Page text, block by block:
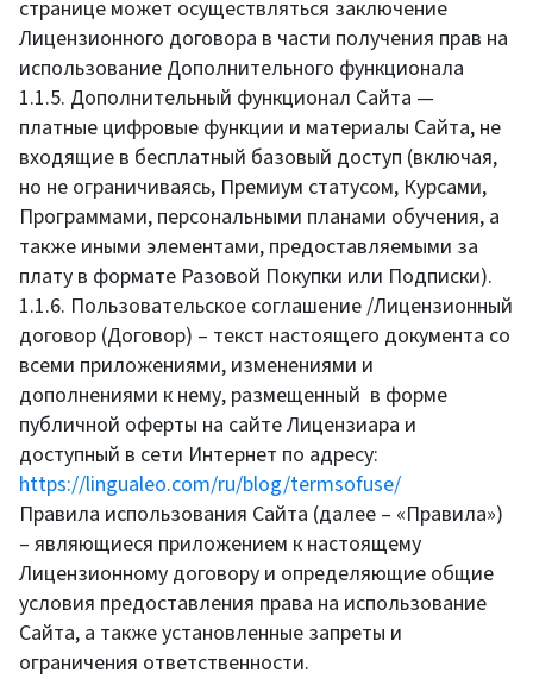
странице может осуществляться заключение
Лицензионного договора в части получения прав на
использование Дополнительного функционала
1.1.5. Дополнительный функционал Сайта —
платные цифровые функции и материалы Сайта, не
входящие в бесплатный базовый доступ (включая,
но не ограничиваясь, Премиум статусом, Курсами,
Программами, персональными планами обучения, а
также иными элементами, предоставляемыми за
плату в формате Разовой Покупки или Подписки).
1.1.6. Пользовательское соглашение /Лицензионный
договор (Договор) – текст настоящего документа со
всеми приложениями, изменениями и
дополнениями к нему, размещенный в форме
публичной оферты на сайте Лицензиара и
доступный в сети Интернет по адресу:
https://lingualeo.com/ru/blog/termsofuse/
Правила использования Сайта (далее – «Правила»)
– являющиеся приложением к настоящему
Лицензионному договору и определяющие общие
условия предоставления права на использование
Сайта, а также установленные запреты и
ограничения ответственности.